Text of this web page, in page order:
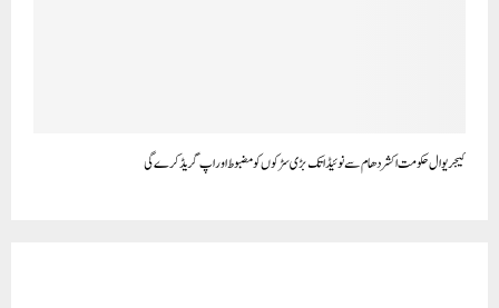
کیجریوال حکومت اکشردھام سے نوئیڈا تک بڑی سڑکوں کو مضبوط اور اپ گریڈ کرے گی